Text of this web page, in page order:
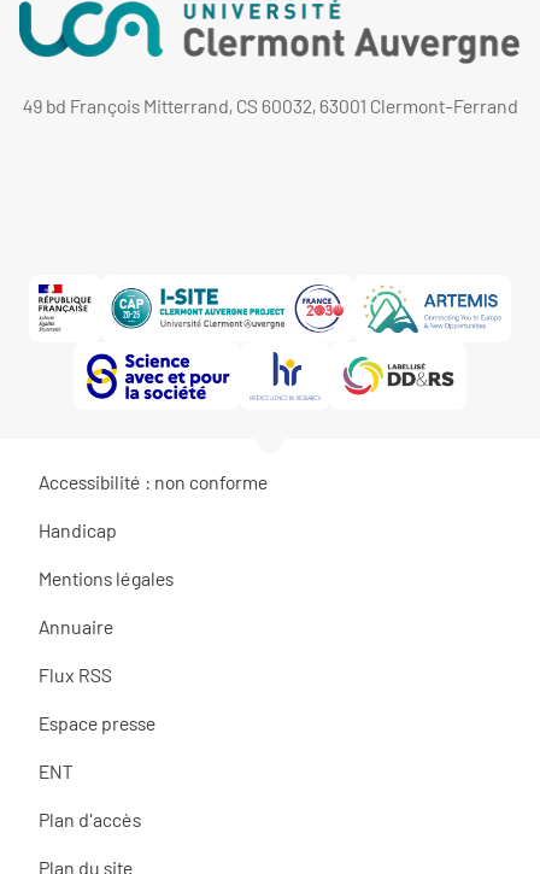
49 bd François Mitterrand, CS 60032, 63001 Clermont-Ferrand
Accessibilité : non conforme
Handicap
Mentions légales
Annuaire
Flux RSS
Espace presse
ENT
Plan d'accès
Plan du site